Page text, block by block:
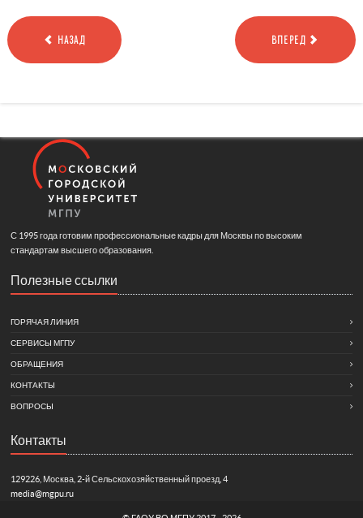
НАЗАД ВПЕРЕД
С 1995 года готовим профессиональные кадры для Москвы по высоким
стандартам высшего образования.
Полезные ссылки
ГОРЯЧАЯ ЛИНИЯ
СЕРВИСЫ МГПУ
ОБРАЩЕНИЯ
КОНТАКТЫ
ВОПРОСЫ
Контакты
129226, Москва, 2-й Сельскохозяйственный проезд, 4
media@mgpu.ru